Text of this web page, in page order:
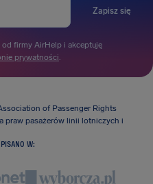
Zapisz się
firmy AirHelp i akceptuję
prywatności.
of Passenger Rights
praw pasażerów linii lotniczych i
W: